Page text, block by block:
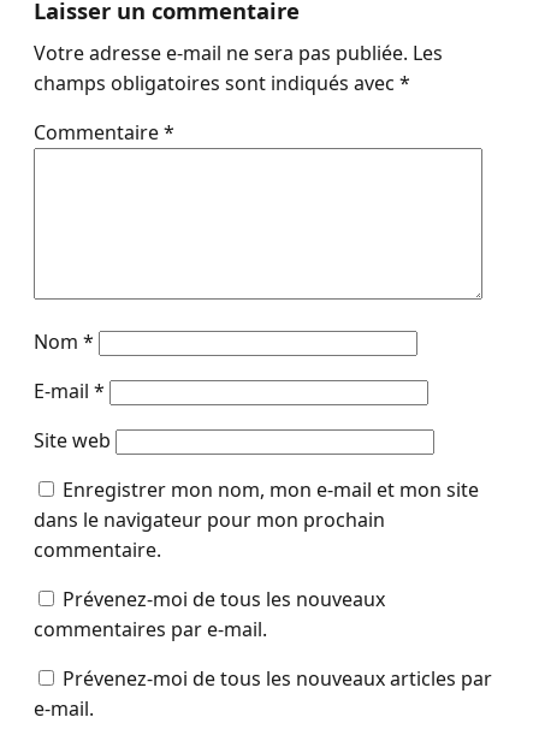
Laisser un commentaire
Votre adresse e-mail ne sera pas publiée. Les
champs obligatoires sont indiqués avec *
Commentaire*
Nom *
E-mail *
Site web
Enregistrer mon nom, mon e-mail et mon site
dans le navigateur pour mon prochain
commentaire.
Prévenez-moi de tous les nouveaux
commentaires par e-mail.
Prévenez-moi de tous les nouveaux articles par
e-mail.